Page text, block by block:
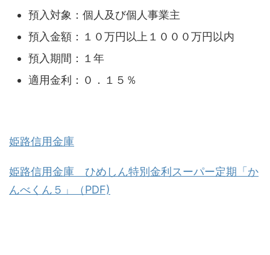
預入対象：個人及び個人事業主
預入金額：１０万円以上１０００万円以内
預入期間：１年
適用金利：０．１５％
姫路信用金庫
姫路信用金庫 ひめしん特別金利スーパー定期「か
んべくん５」（PDF)